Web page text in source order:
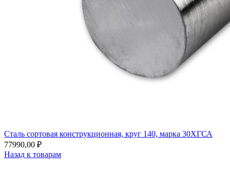
Сталь сортовая конструкционная, круг 140, марка 30ХГСА
77990,00 ₽
Назад к товарам